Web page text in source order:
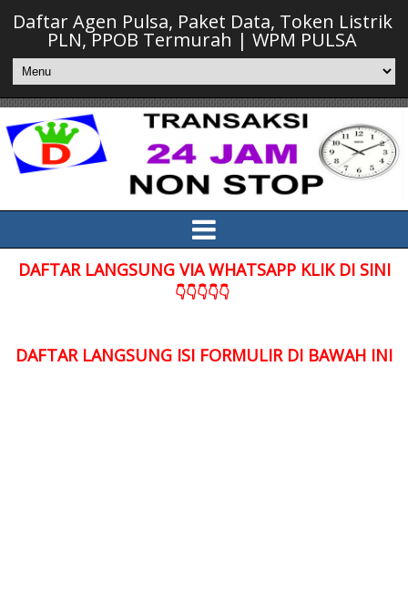
Daftar Agen Pulsa, Paket Data, Token Listrik
PLN, PPOB Termurah | WPM PULSA
DAFTAR LANGSUNG VIA WHATSAPP KLIK DI SINI
👇👇👇👇👇
DAFTAR LANGSUNG ISI FORMULIR DI BAWAH INI